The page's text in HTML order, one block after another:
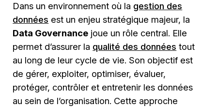
Dans un environnement où la gestion des
données est un enjeu stratégique majeur, la
Data Governance joue un rôle central. Elle
permet d’assurer la qualité des données tout
au long de leur cycle de vie. Son objectif est
de gérer, exploiter, optimiser, évaluer,
protéger, contrôler et entretenir les données
au sein de l’organisation. Cette approche